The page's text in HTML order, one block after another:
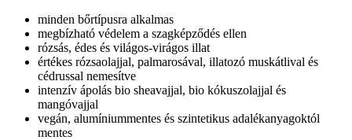
minden bőrtípusra alkalmas
megbízható védelem a szagképződés ellen
rózsás, édes és világos-virágos illat
értékes rózsaolajjal, palmarosával, illatozó muskátlival és
cédrussal nemesítve
intenzív ápolás bio sheavajjal, bio kókuszolajjal és
mangóvajjal
vegán, alumíniummentes és szintetikus adalékanyagoktól
mentes